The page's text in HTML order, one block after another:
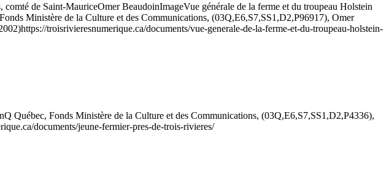
comté de Saint-MauriceOmer BeaudoinImageVue générale de la ferme et du troupeau Holstein
Ministère de la Culture et des Communications, (03Q,E6,S7,SS1,D2,P96917), Omer
https://troisrivieresnumerique.ca/documents/vue-generale-de-la-ferme-et-du-troupeau-holstein-
Québec, Fonds Ministère de la Culture et des Communications, (03Q,E6,S7,SS1,D2,P4336),
documents/jeune-fermier-pres-de-trois-rivieres/